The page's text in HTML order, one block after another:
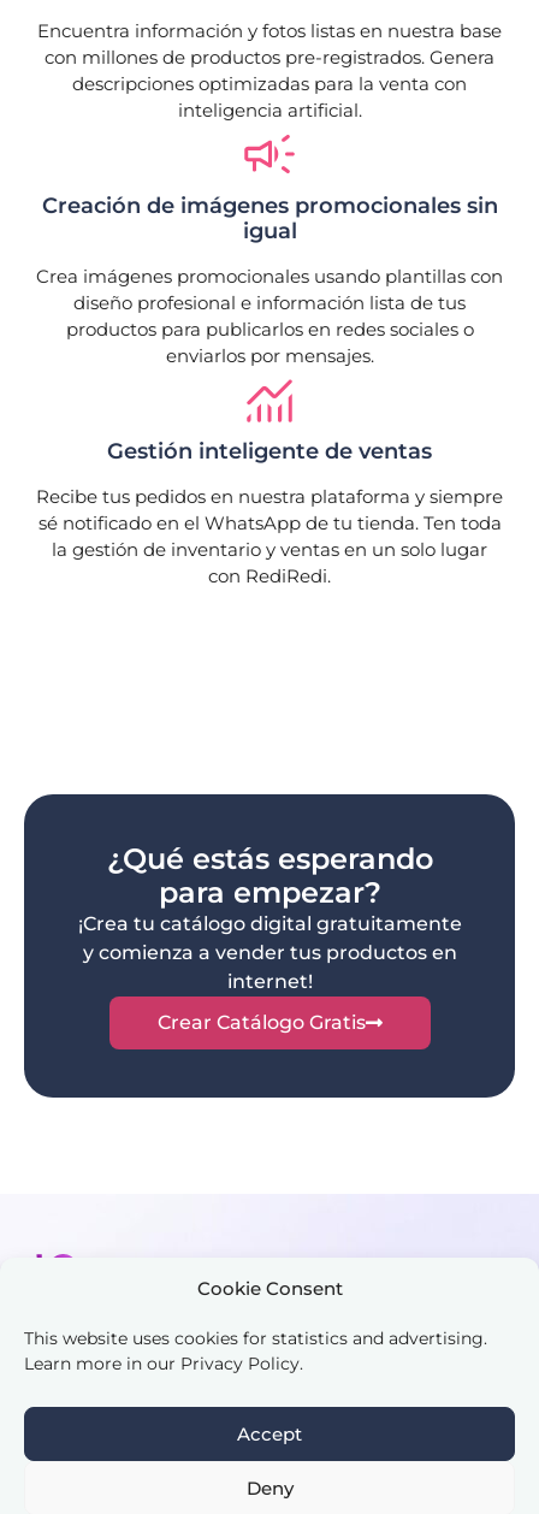
Cookie Consent
This website uses cookies for statistics and advertising.
Learn more in our Privacy Policy.
Accept
Deny
Encuentra información y fotos listas en nuestra base
con millones de productos pre-registrados. Genera
descripciones optimizadas para la venta con
inteligencia artificial.
Creación de imágenes promocionales sin
igual
Crea imágenes promocionales usando plantillas con
diseño profesional e información lista de tus
productos para publicarlos en redes sociales o
enviarlos por mensajes.
Gestión inteligente de ventas
Recibe tus pedidos en nuestra plataforma y siempre
sé notificado en el WhatsApp de tu tienda. Ten toda
la gestión de inventario y ventas en un solo lugar
con RediRedi.
¿Qué estás esperando
para empezar?
¡Crea tu catálogo digital gratuitamente
y comienza a vender tus productos en
internet!
Crear Catálogo Gratis
Privacy Policy